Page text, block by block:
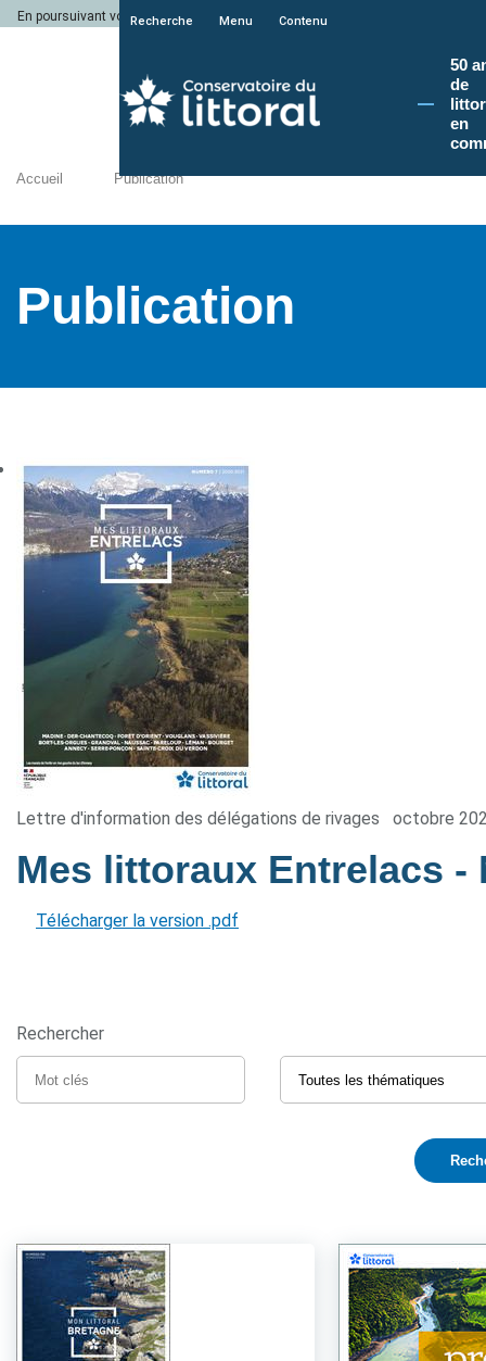
En poursuivant votre navigation sur le site du Conservatoire du littoral, vous
Recherche Menu Contenu
50
de
en
Accueil Publication
Publication
Lettre d'information des délégations de rivages octobre
Mes littoraux Entrelacs -
Télécharger la version .pdf
Rechercher